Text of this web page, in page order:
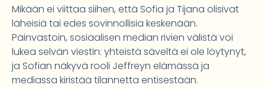
Mikään ei viittaa siihen, että Sofia ja Tijana olisivat
läheisiä tai edes sovinnollisia keskenään.
Päinvastoin, sosiaalisen median rivien välistä voi
lukea selvän viestin: yhteistä säveltä ei ole löytynyt,
ja Sofian näkyvä rooli Jeffreyn elämässä ja
mediassa kiristää tilannetta entisestään.